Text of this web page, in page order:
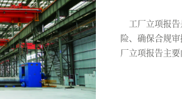
工厂立项报告
险、确保合规
厂立项报告主